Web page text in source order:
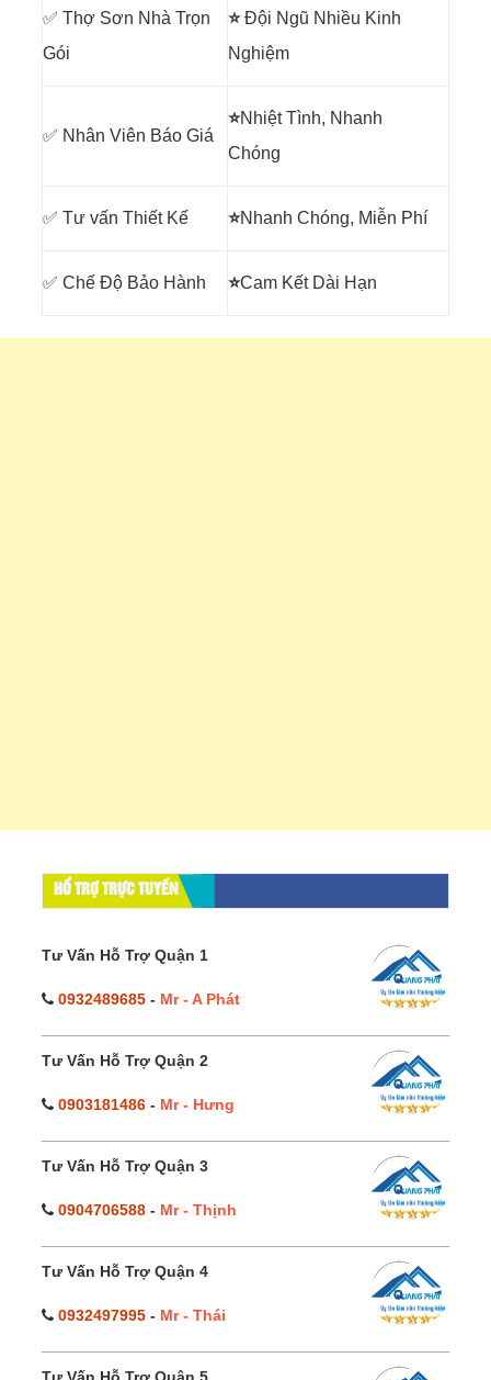
✅ Thợ Sơn Nhà Trọn
Gói
⭐Đội Ngũ Nhiều Kinh
Nghiệm
✅ Nhân Viên Báo Giá
⭐Nhiệt Tình, Nhanh
Chóng
✅ Tư vấn Thiết Kế ⭐Nhanh Chóng, Miễn Phí
✅ Chế Độ Bảo Hành ⭐Cam Kết Dài Hạn
HỔ TRỢ TRỰC TUYẾN
Tư Vấn Hỗ Trợ Quận 1
0932489685 - Mr - A Phát
Tư Vấn Hỗ Trợ Quận 2
0903181486 - Mr - Hưng
Tư Vấn Hỗ Trợ Quận 3
0904706588 - Mr - Thịnh
Tư Vấn Hỗ Trợ Quận 4
0932497995 - Mr - Thái